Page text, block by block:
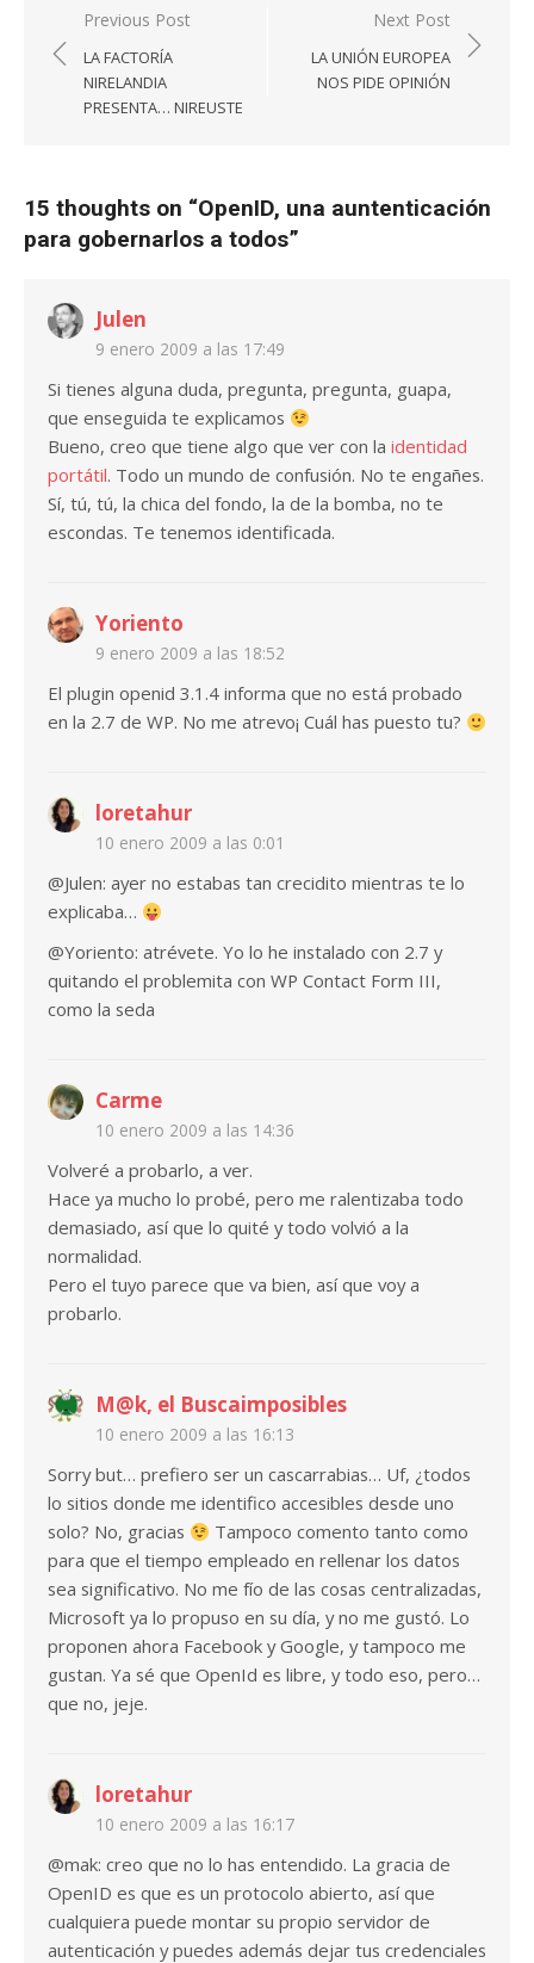
Navegación
de
entradas
Previous Post
LA FACTORÍA
NIRELANDIA
PRESENTA… NIREUSTE
Next Post
LA UNIÓN EUROPEA
NOS PIDE OPINIÓN
15 thoughts on “OpenID, una auntenticación
para gobernarlos a todos”
Julen
9 enero 2009 a las 17:49
Si tienes alguna duda, pregunta, pregunta, guapa,
que enseguida te explicamos
Bueno, creo que tiene algo que ver con la identidad
portátil. Todo un mundo de confusión. No te engañes.
Sí, tú, tú, la chica del fondo, la de la bomba, no te
escondas. Te tenemos identificada.
Yoriento
9 enero 2009 a las 18:52
El plugin openid 3.1.4 informa que no está probado
en la 2.7 de WP. No me atrevo¡ Cuál has puesto tu?
loretahur
10 enero 2009 a las 0:01
@Julen: ayer no estabas tan crecidito mientras te lo
explicaba…
@Yoriento: atrévete. Yo lo he instalado con 2.7 y
quitando el problemita con WP Contact Form III,
como la seda
Carme
10 enero 2009 a las 14:36
Volveré a probarlo, a ver.
Hace ya mucho lo probé, pero me ralentizaba todo
demasiado, así que lo quité y todo volvió a la
normalidad.
Pero el tuyo parece que va bien, así que voy a
probarlo.
M@k, el Buscaimposibles
10 enero 2009 a las 16:13
Sorry but… prefiero ser un cascarrabias… Uf, ¿todos
lo sitios donde me identifico accesibles desde uno
solo? No, gracias
Tampoco comento tanto como
para que el tiempo empleado en rellenar los datos
sea significativo. No me fío de las cosas centralizadas,
Microsoft ya lo propuso en su día, y no me gustó. Lo
proponen ahora Facebook y Google, y tampoco me
gustan. Ya sé que OpenId es libre, y todo eso, pero…
que no, jeje.
loretahur
10 enero 2009 a las 16:17
@mak: creo que no lo has entendido. La gracia de
OpenID es que es un protocolo abierto, así que
cualquiera puede montar su propio servidor de
autenticación y puedes además dejar tus credenciales